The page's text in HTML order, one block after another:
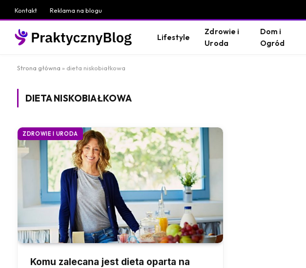
Kontakt Reklama na blogu
Lifestyle
Zdrowie i
Uroda
Dom i
Ogród
Strona główna » dieta niskobiałkowa
DIETA NISKOBIAŁKOWA
ZDROWIE I URODA
Komu zalecana jest dieta oparta na